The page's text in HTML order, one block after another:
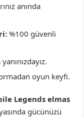
anında
%100 güvenli
oyun keyfi.
Legends elmas
gücünüzü